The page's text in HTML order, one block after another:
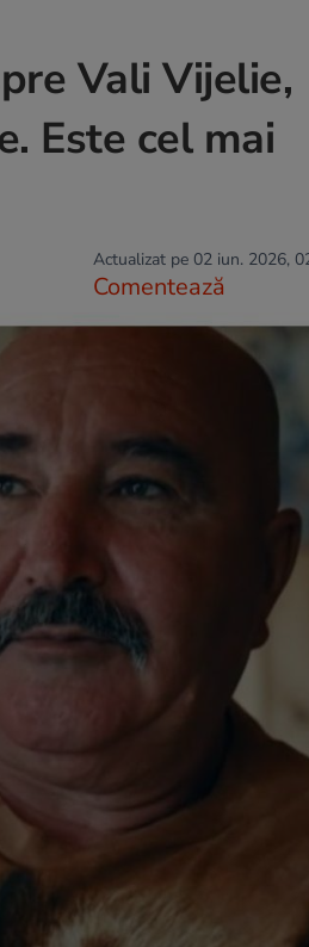
Vali Vijelie,
Este cel mai
Actualizat pe 02 iun. 2026,
Comentează